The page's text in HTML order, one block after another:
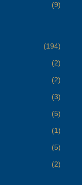
(9)
(194)
(2)
(2)
(3)
(5)
(1)
(5)
(2)